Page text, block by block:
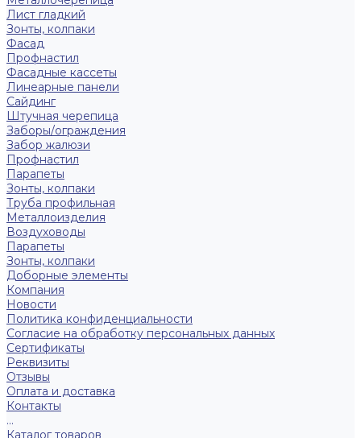
Лист гладкий
Зонты, колпаки
Фасад
Профнастил
Фасадные кассеты
Линеарные панели
Сайдинг
Штучная черепица
Заборы/ограждения
Забор жалюзи
Профнастил
Парапеты
Зонты, колпаки
Труба профильная
Металлоизделия
Воздуховоды
Парапеты
Зонты, колпаки
Доборные элементы
Компания
Новости
Политика конфиденциальности
Согласие на обработку персональных данных
Сертификаты
Реквизиты
Отзывы
Оплата и доставка
Контакты
...
Каталог товаров